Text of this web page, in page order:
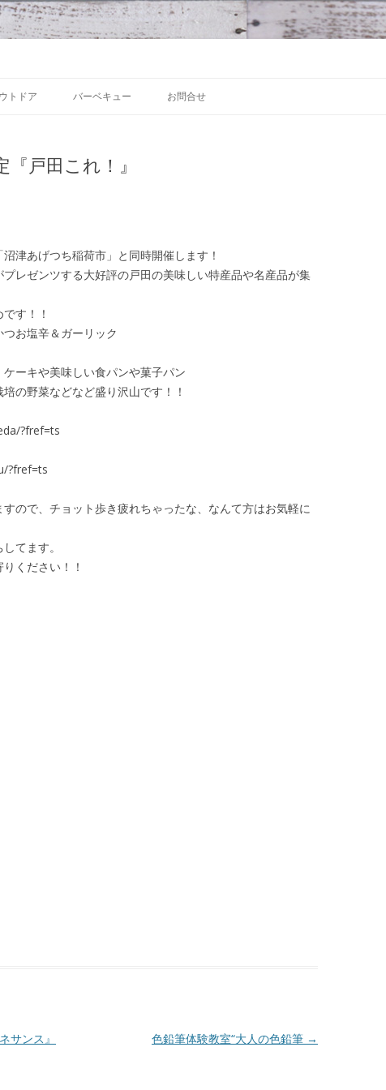
トドア バーベキュー お問合せ
戸田これ！』
津あげつち稲荷市」と同時開催します！
レゼンツする大好評の戸田の美味しい特産品や名産品が集
す！！
お塩辛＆ガーリック
ーキや美味しい食パンや菓子パン
の野菜などなど盛り沢山です！！
?fref=ts
?fref=ts
ので、チョット歩き疲れちゃったな、なんて方はお気軽に
てます。
ください！！
サンス』 色鉛筆体験教室“大人の色鉛筆 →